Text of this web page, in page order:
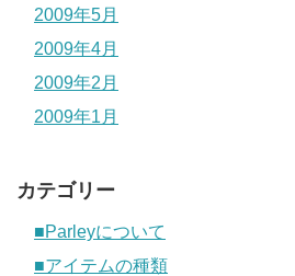
2009年5月
2009年4月
2009年2月
2009年1月
カテゴリー
■Parleyについて
■アイテムの種類